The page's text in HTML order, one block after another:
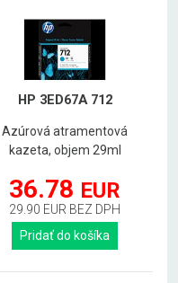
HP 3ED67A 712
Azúrová atramentová
kazeta, objem 29ml
36.78 EUR
29.90 EUR BEZ DPH
Pridať do košíka